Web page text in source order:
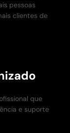
pessoas
clientes de
que
e suporte